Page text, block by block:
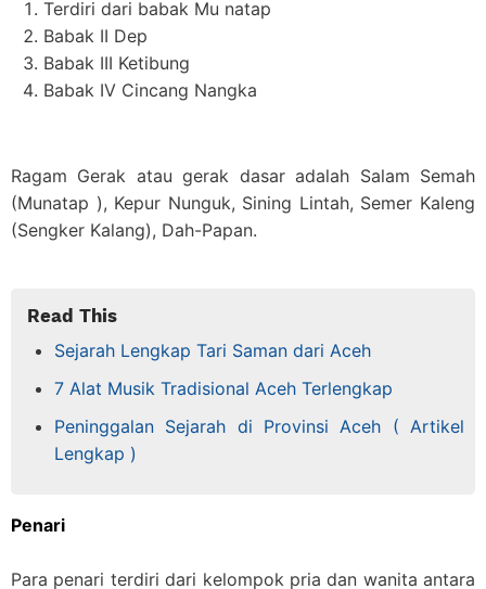
Terdiri dari babak Mu natap
Babak II Dep
Babak III Ketibung
Babak IV Cincang Nangka
Ragam Gerak atau gerak dasar adalah Salam Semah
(Munatap ), Kepur Nunguk, Sining Lintah, Semer Kaleng
(Sengker Kalang), Dah-Papan.
Read This
Sejarah Lengkap Tari Saman dari Aceh
7 Alat Musik Tradisional Aceh Terlengkap
Peninggalan Sejarah di Provinsi Aceh ( Artikel
Lengkap )
Penari
Para penari terdiri dari kelompok pria dan wanita antara